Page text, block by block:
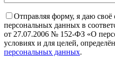
Отправляя форму, я даю своё
персональных данных в
от 27.07.2006 № 152-ФЗ «О
условиях и для целей,
персональных данных.